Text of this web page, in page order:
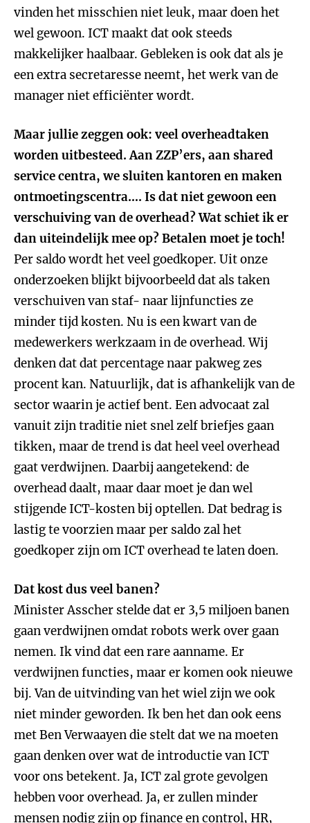
vinden het misschien niet leuk, maar doen het
wel gewoon. ICT maakt dat ook steeds
makkelijker haalbaar. Gebleken is ook dat als je
een extra secretaresse neemt, het werk van de
manager niet efficiënter wordt.
Maar jullie zeggen ook: veel overheadtaken
worden uitbesteed. Aan ZZP’ers, aan shared
service centra, we sluiten kantoren en maken
ontmoetingscentra…. Is dat niet gewoon een
verschuiving van de overhead? Wat schiet ik er
dan uiteindelijk mee op? Betalen moet je toch!
Per saldo wordt het veel goedkoper. Uit onze
onderzoeken blijkt bijvoorbeeld dat als taken
verschuiven van staf- naar lijnfuncties ze
minder tijd kosten. Nu is een kwart van de
medewerkers werkzaam in de overhead. Wij
denken dat dat percentage naar pakweg zes
procent kan. Natuurlijk, dat is afhankelijk van de
sector waarin je actief bent. Een advocaat zal
vanuit zijn traditie niet snel zelf briefjes gaan
tikken, maar de trend is dat heel veel overhead
gaat verdwijnen. Daarbij aangetekend: de
overhead daalt, maar daar moet je dan wel
stijgende ICT-kosten bij optellen. Dat bedrag is
lastig te voorzien maar per saldo zal het
goedkoper zijn om ICT overhead te laten doen.
Dat kost dus veel banen?
Minister Asscher stelde dat er 3,5 miljoen banen
gaan verdwijnen omdat robots werk over gaan
nemen. Ik vind dat een rare aanname. Er
verdwijnen functies, maar er komen ook nieuwe
bij. Van de uitvinding van het wiel zijn we ook
niet minder geworden. Ik ben het dan ook eens
met Ben Verwaayen die stelt dat we na moeten
gaan denken over wat de introductie van ICT
voor ons betekent. Ja, ICT zal grote gevolgen
hebben voor overhead. Ja, er zullen minder
mensen nodig zijn op finance en control, HR,